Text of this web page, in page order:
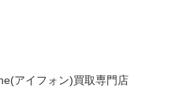
アイフォン)買取専門店